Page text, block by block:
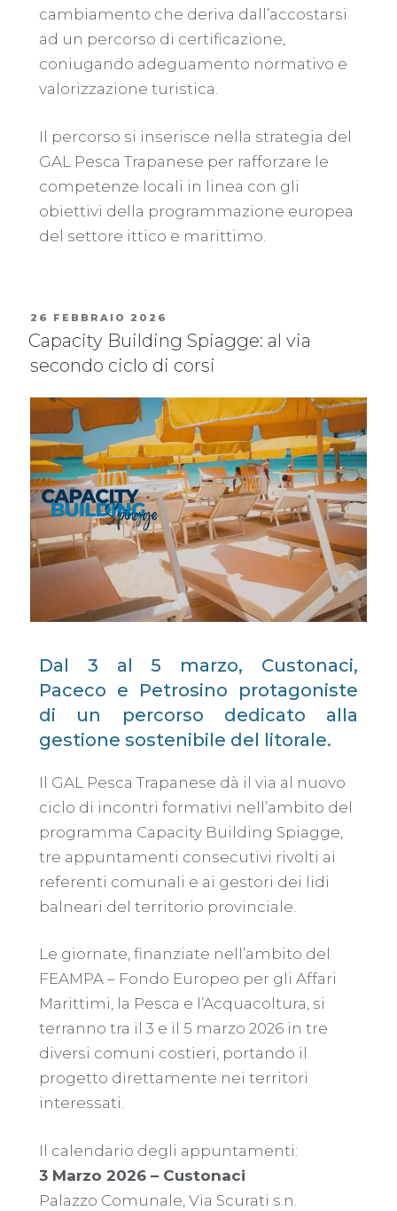
cambiamento che deriva dall’accostarsi
ad un percorso di certificazione,
coniugando adeguamento normativo e
valorizzazione turistica.
Il percorso si inserisce nella strategia del
GAL Pesca Trapanese per rafforzare le
competenze locali in linea con gli
obiettivi della programmazione europea
del settore ittico e marittimo.
26 FEBBRAIO 2026
Capacity Building Spiagge: al via
secondo ciclo di corsi
Dal 3 al 5 marzo, Custonaci,
Paceco e Petrosino protagoniste
di un percorso dedicato alla
gestione sostenibile del litorale.
Il GAL Pesca Trapanese dà il via al nuovo
ciclo di incontri formativi nell’ambito del
programma Capacity Building Spiagge,
tre appuntamenti consecutivi rivolti ai
referenti comunali e ai gestori dei lidi
balneari del territorio provinciale.
Le giornate, finanziate nell’ambito del
FEAMPA – Fondo Europeo per gli Affari
Marittimi, la Pesca e l’Acquacoltura, si
terranno tra il 3 e il 5 marzo 2026 in tre
diversi comuni costieri, portando il
progetto direttamente nei territori
interessati.
Il calendario degli appuntamenti:
3 Marzo 2026 – Custonaci
Palazzo Comunale, Via Scurati s.n.